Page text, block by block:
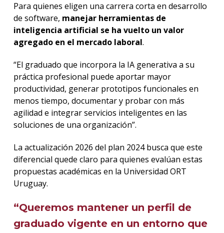
Para quienes eligen una carrera corta en desarrollo
de software, manejar herramientas de
inteligencia artificial se ha vuelto un valor
agregado en el mercado laboral.
“El graduado que incorpora la IA generativa a su
práctica profesional puede aportar mayor
productividad, generar prototipos funcionales en
menos tiempo, documentar y probar con más
agilidad e integrar servicios inteligentes en las
soluciones de una organización”.
La actualización 2026 del plan 2024 busca que este
diferencial quede claro para quienes evalúan estas
propuestas académicas en la Universidad ORT
Uruguay.
“Queremos mantener un perfil de
graduado vigente en un entorno que